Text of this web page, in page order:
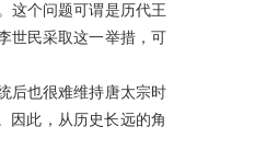
这个问题可谓是历代王
世民采取这一举措，可
后也很难维持唐太宗时
因此，从历史长远的角